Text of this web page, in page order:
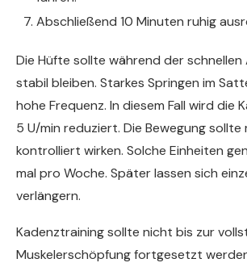
Abschließend 10 Minuten ruhig
Die Hüfte sollte während der
stabil bleiben. Starkes Springen im
hohe Frequenz. In diesem Fall wird die
5 U/min reduziert. Die Bewegung sollte
kontrolliert wirken. Solche Einheiten
mal pro Woche. Später lassen sich
verlängern.
Kadenztraining sollte nicht bis zur
Muskelerschöpfung fortgesetzt